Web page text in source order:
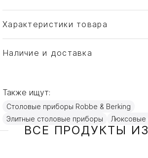
Характеристики товара
Бренд
Robbe &
Страна производителя
Наличие и доставка
Также ищут:
Столовые приборы Robbe & Berking
Элитные столовые приборы
Люксовые
ВСЕ ПРОДУКТЫ